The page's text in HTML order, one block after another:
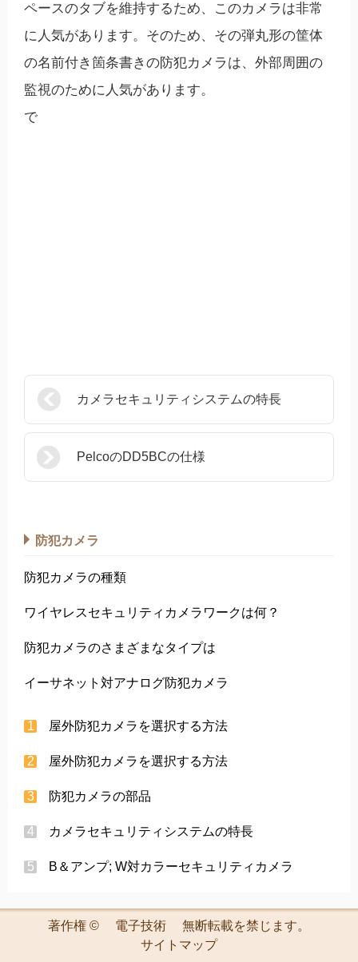
ペースのタブを維持するため、このカメラは非常
に人気があります。そのため、その弾丸形の筐体
の名前付き箇条書きの防犯カメラは、外部周囲の
監視のために人気があります。
で
カメラセキュリティシステムの特長
PelcoのDD5BCの仕様
防犯カメラ
防犯カメラの種類
ワイヤレスセキュリティカメラワークは何？
防犯カメラのさまざまなタイプは
イーサネット対アナログ防犯カメラ
屋外防犯カメラを選択する方法
屋外防犯カメラを選択する方法
防犯カメラの部品
カメラセキュリティシステムの特長
B＆アンプ; W対カラーセキュリティカメラ
著作権 © 電子技術
無断転載を禁じます。
サイトマップ